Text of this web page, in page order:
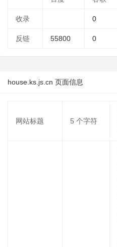
收录 0
反链 55800 0
house.ks.js.cn 页面信息
网站标题 5 个字符